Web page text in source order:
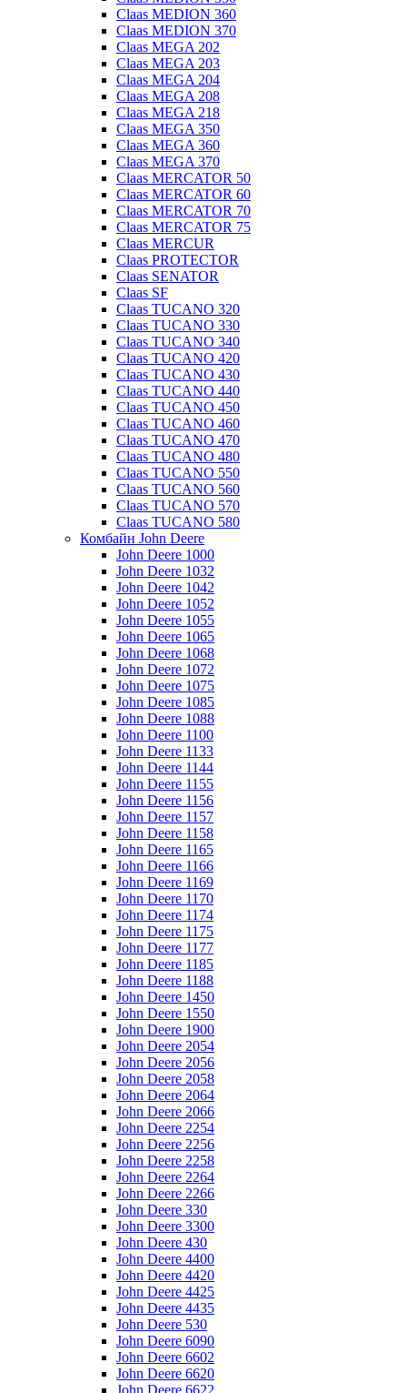
Claas MEDION 360
Claas MEDION 370
Claas MEGA 202
Claas MEGA 203
Claas MEGA 204
Claas MEGA 208
Claas MEGA 218
Claas MEGA 350
Claas MEGA 360
Claas MEGA 370
Claas MERCATOR 50
Claas MERCATOR 60
Claas MERCATOR 70
Claas MERCATOR 75
Claas MERCUR
Claas PROTECTOR
Claas SENATOR
Claas SF
Claas TUCANO 320
Claas TUCANO 330
Claas TUCANO 340
Claas TUCANO 420
Claas TUCANO 430
Claas TUCANO 440
Claas TUCANO 450
Claas TUCANO 460
Claas TUCANO 470
Claas TUCANO 480
Claas TUCANO 550
Claas TUCANO 560
Claas TUCANO 570
Claas TUCANO 580
Комбайн John Deere
John Deere 1000
John Deere 1032
John Deere 1042
John Deere 1052
John Deere 1055
John Deere 1065
John Deere 1068
John Deere 1072
John Deere 1075
John Deere 1085
John Deere 1088
John Deere 1100
John Deere 1133
John Deere 1144
John Deere 1155
John Deere 1156
John Deere 1157
John Deere 1158
John Deere 1165
John Deere 1166
John Deere 1169
John Deere 1170
John Deere 1174
John Deere 1175
John Deere 1177
John Deere 1185
John Deere 1188
John Deere 1450
John Deere 1550
John Deere 1900
John Deere 2054
John Deere 2056
John Deere 2058
John Deere 2064
John Deere 2066
John Deere 2254
John Deere 2256
John Deere 2258
John Deere 2264
John Deere 2266
John Deere 330
John Deere 3300
John Deere 430
John Deere 4400
John Deere 4420
John Deere 4425
John Deere 4435
John Deere 530
John Deere 6090
John Deere 6602
John Deere 6620
John Deere 6622